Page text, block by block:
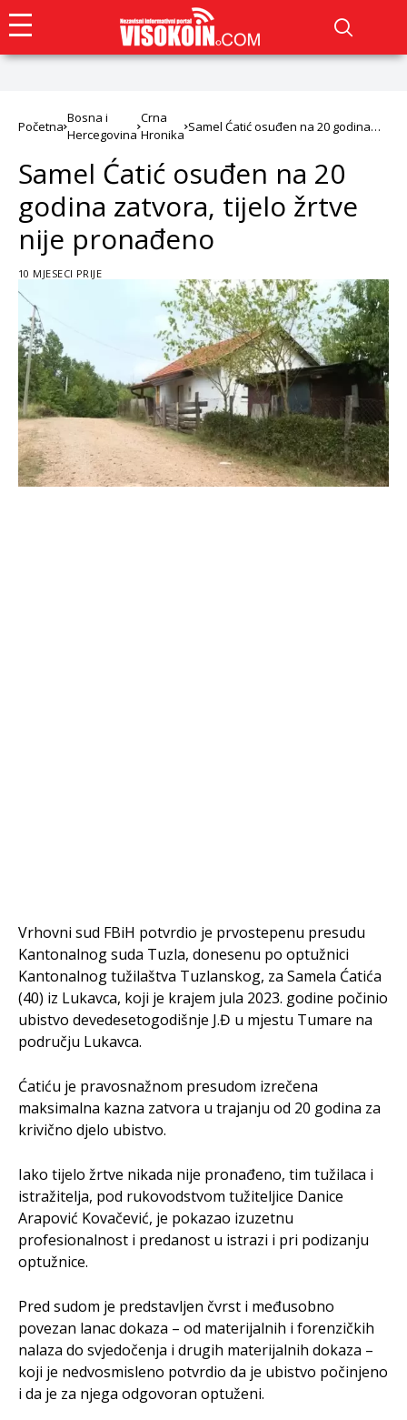
Početna
Bosna i
Hercegovina
Crna
Hronika
Samel Ćatić osuđen na 20 godina
Samel Ćatić osuđen na 20
godina zatvora, tijelo žrtve
nije pronađeno
10 MJESECI PRIJE
Vrhovni sud FBiH potvrdio je prvostepenu presudu
Kantonalnog suda Tuzla, donesenu po optužnici
Kantonalnog tužilaštva Tuzlanskog, za Samela Ćatića
(40) iz Lukavca, koji je krajem jula 2023. godine počinio
ubistvo devedesetogodišnje J.Đ u mjestu Tumare na
području Lukavca.
Ćatiću je pravosnažnom presudom izrečena
maksimalna kazna zatvora u trajanju od 20 godina za
krivično djelo ubistvo.
Iako tijelo žrtve nikada nije pronađeno, tim tužilaca i
istražitelja, pod rukovodstvom tužiteljice Danice
Arapović Kovačević, je pokazao izuzetnu
profesionalnost i predanost u istrazi i pri podizanju
optužnice.
Pred sudom je predstavljen čvrst i međusobno
povezan lanac dokaza – od materijalnih i forenzičkih
nalaza do svjedočenja i drugih materijalnih dokaza –
koji je nedvosmisleno potvrdio da je ubistvo počinjeno
i da je za njega odgovoran optuženi.